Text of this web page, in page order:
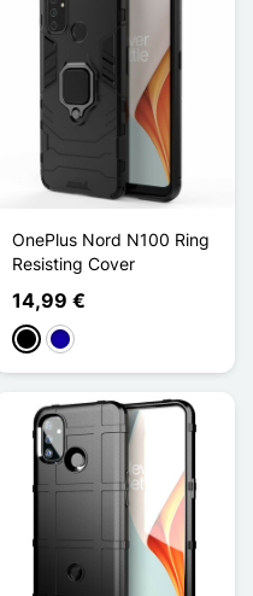
OnePlus Nord N100 Ring
Resisting Cover
14,99 €
SchwarzDunkelblau